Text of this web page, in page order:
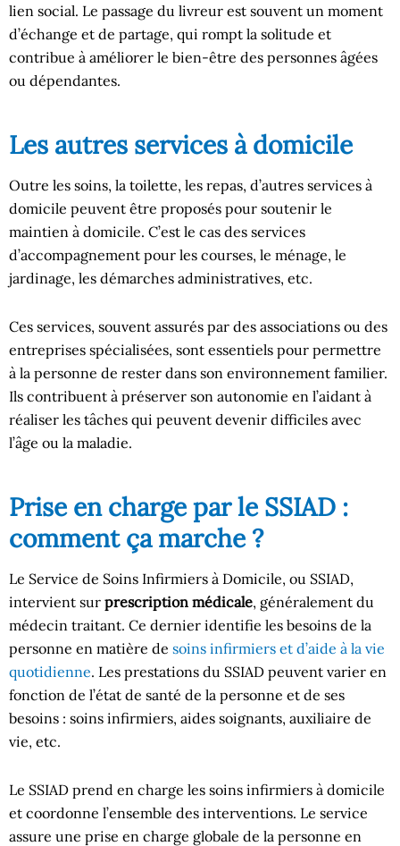
lien social. Le passage du livreur est souvent un moment
d’échange et de partage, qui rompt la solitude et
contribue à améliorer le bien-être des personnes âgées
ou dépendantes.
Les autres services à domicile
Outre les soins, la toilette, les repas, d’autres services à
domicile peuvent être proposés pour soutenir le
maintien à domicile. C’est le cas des services
d’accompagnement pour les courses, le ménage, le
jardinage, les démarches administratives, etc.
Ces services, souvent assurés par des associations ou des
entreprises spécialisées, sont essentiels pour permettre
à la personne de rester dans son environnement familier.
Ils contribuent à préserver son autonomie en l’aidant à
réaliser les tâches qui peuvent devenir difficiles avec
l’âge ou la maladie.
Prise en charge par le SSIAD :
comment ça marche ?
Le Service de Soins Infirmiers à Domicile, ou SSIAD,
intervient sur prescription médicale, généralement du
médecin traitant. Ce dernier identifie les besoins de la
personne en matière de soins infirmiers et d’aide à la vie
quotidienne. Les prestations du SSIAD peuvent varier en
fonction de l’état de santé de la personne et de ses
besoins : soins infirmiers, aides soignants, auxiliaire de
vie, etc.
Le SSIAD prend en charge les soins infirmiers à domicile
et coordonne l’ensemble des interventions. Le service
assure une prise en charge globale de la personne en